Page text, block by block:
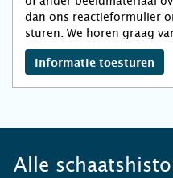
dan ons reactieformulier
sturen. We horen graag
Informatie toesturen
Alle